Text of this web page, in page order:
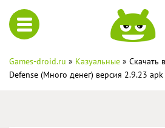
Games-droid.ru » Казуальные » Скачать
Defense (Много денег) версия 2.9.23